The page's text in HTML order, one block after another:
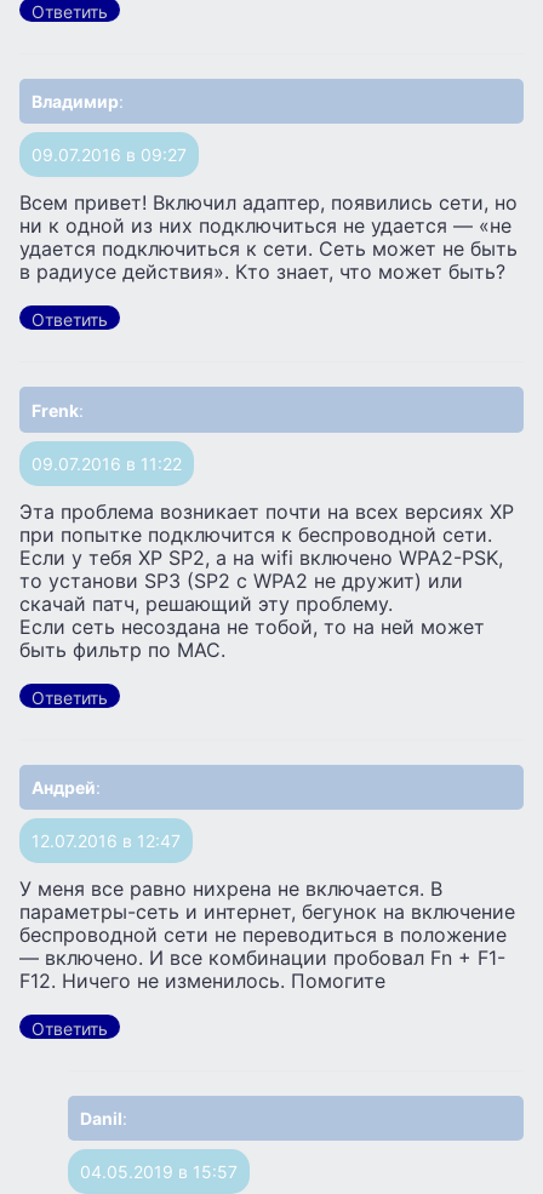
Ответить
Владимир:
09.07.2016 в 09:27
Всем привет! Включил адаптер, появились сети, но
ни к одной из них подключиться не удается — «не
удается подключиться к сети. Сеть может не быть
в радиусе действия». Кто знает, что может быть?
Ответить
Frenk:
09.07.2016 в 11:22
Эта проблема возникает почти на всех версиях XP
при попытке подключится к беспроводной сети.
Если у тебя XP SP2, а на wifi включено WPA2-PSK,
то установи SP3 (SP2 с WPA2 не дружит) или
скачай патч, решающий эту проблему.
Если сеть несоздана не тобой, то на ней может
быть фильтр по МАС.
Ответить
Андрей:
12.07.2016 в 12:47
У меня все равно нихрена не включается. В
параметры-сеть и интернет, бегунок на включение
беспроводной сети не переводиться в положение
— включено. И все комбинации пробовал Fn + F1-
F12. Ничего не изменилось. Помогите
Ответить
Danil:
04.05.2019 в 15:57